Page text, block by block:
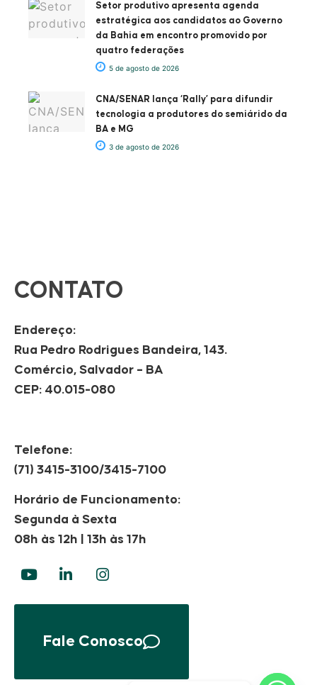
Setor produtivo apresenta agenda
estratégica aos candidatos ao Governo
da Bahia em encontro promovido por
quatro federações
5 de agosto de 2026
CNA/SENAR lança ‘Rally’ para difundir
tecnologia a produtores do semiárido da
BA e MG
3 de agosto de 2026
CONTATO
Endereço:
Rua Pedro Rodrigues Bandeira, 143.
Comércio, Salvador – BA
CEP: 40.015-080
Telefone:
(71) 3415-3100/3415-7100
Horário de Funcionamento:
Segunda à Sexta
08h às 12h | 13h às 17h
Fale Conosco